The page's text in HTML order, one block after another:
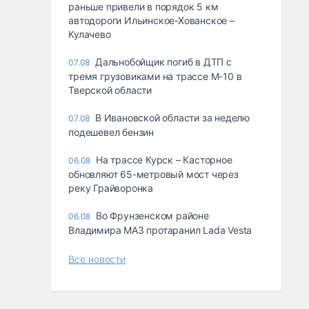
раньше привели в порядок 5 км
автодороги Ильинское-Хованское –
Кулачево
07.08 Дальнобойщик погиб в ДТП с
тремя грузовиками на трассе М-10 в
Тверской области
07.08 В Ивановской области за неделю
подешевел бензин
06.08 На трассе Курск – Касторное
обновляют 65-метровый мост через
реку Грайворонка
06.08 Во Фрунзенском районе
Владимира МАЗ протаранил Lada Vesta
Все новости